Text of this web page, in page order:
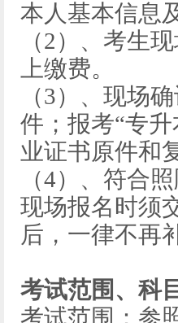
本人基本信息
（2）、考生
上缴费。
（3）、现场
件；报考“专
业证书原件和
（4）、符合
现场报名时须
后，一律不再
考试范围、科
考试范围：参